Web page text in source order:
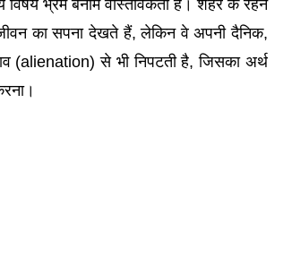
विषय भ्रम बनाम वास्तविकता है। शहर के रहने
का सपना देखते हैं, लेकिन वे अपनी दैनिक,
(alienation) से भी निपटती है, जिसका अर्थ